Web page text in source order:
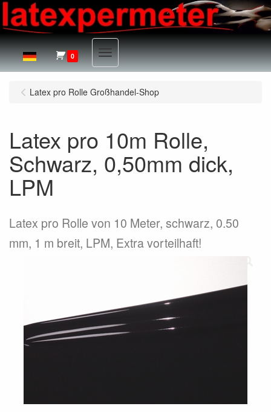
0 Menu
Latex pro Rolle Großhandel-Shop
Latex pro 10m Rolle,
Schwarz, 0,50mm dick,
LPM
Latex pro Rolle von 10 Meter, schwarz, 0.50
mm, 1 m breit, LPM, Extra vorteilhaft!